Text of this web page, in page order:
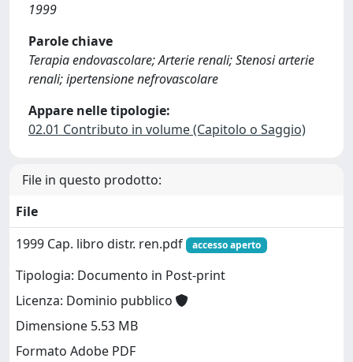
1999
Parole chiave
Terapia endovascolare; Arterie renali; Stenosi arterie
renali; ipertensione nefrovascolare
Appare nelle tipologie:
02.01 Contributo in volume (Capitolo o Saggio)
File in questo prodotto:
File
1999 Cap. libro distr. ren.pdf
accesso aperto
Tipologia: Documento in Post-print
Licenza: Dominio pubblico
Dimensione 5.53 MB
Formato Adobe PDF